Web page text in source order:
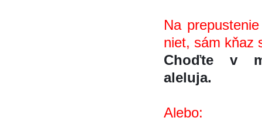
Na
niet, sám kňaz
Choďte v
aleluja.
Alebo: